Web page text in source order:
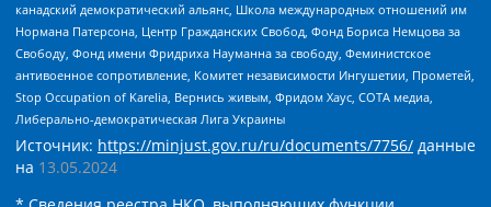
канадский демократический альянс, Школа международных отношений им
Нормана Патерсона, Центр Гражданских Свобод, Фонд Бориса Немцова за
Свободу, Фонд имени Фридриха Науманна за свободу, Феминистское
антивоенное сопротивление, Комитет независимости Ингушетии, Прометей,
Stop Occupation of Karelia, Вернись живым, Фридом Хаус, СОТА медиа,
Либерально-демократическая Лига Украины
Источник: https://minjust.gov.ru/ru/documents/7756/ данные
на 13.05.2024